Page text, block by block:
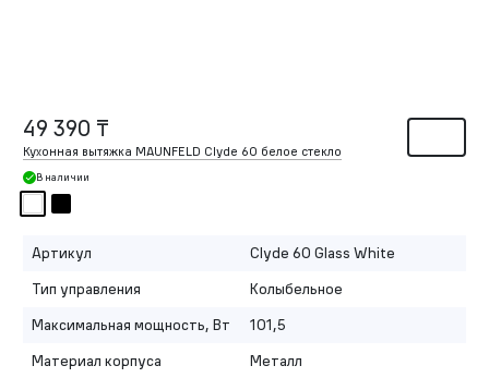
49 390 ₸
Кухонная вытяжка MAUNFELD Clyde 60 белое стекло
В наличии
Артикул
Clyde 60 Glass White
Тип управления
Колыбельное
Максимальная мощность, Вт
101,5
Материал корпуса
Металл